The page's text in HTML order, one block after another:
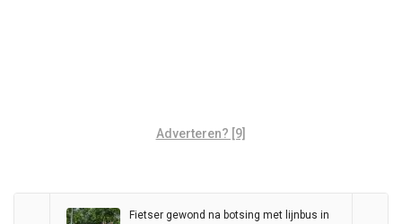
Adverteren? [9]
Fietser gewond na botsing met lijnbus in